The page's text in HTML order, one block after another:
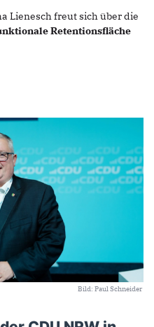
Lienesch freut sich über die
Retentionsfläche
Bild: Paul Schneider